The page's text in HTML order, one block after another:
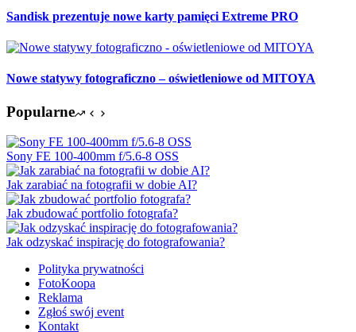
Sandisk prezentuje nowe karty pamięci Extreme PRO
Nowe statywy fotograficzno – oświetleniowe od MITOYA
Popularne
Sony FE 100-400mm f/5.6-8 OSS
Jak zarabiać na fotografii w dobie AI?
Jak zbudować portfolio fotografa?
Jak odzyskać inspirację do fotografowania?
Polityka prywatności
FotoKoopa
Reklama
Zgłoś swój event
Kontakt